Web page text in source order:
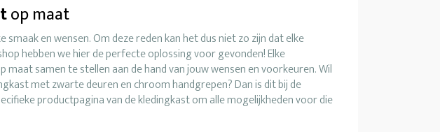
op maat
en wensen. Om deze reden kan het dus niet zo zijn dat elke
hebben we hier de perfecte oplossing voor gevonden! Elke
samen te stellen aan de hand van jouw wensen en voorkeuren. Wil
met zwarte deuren en chroom handgrepen? Dan is dit bij de
productpagina van de kledingkast om alle mogelijkheden voor die